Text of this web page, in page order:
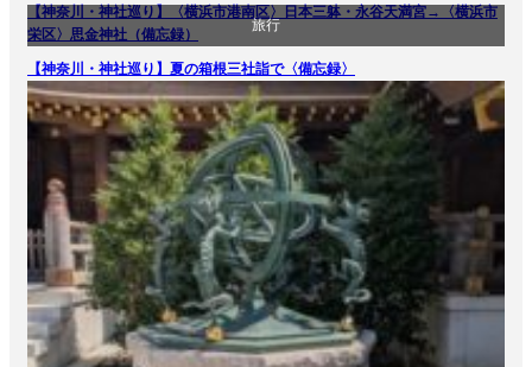
【神奈川・神社巡り】〈横浜市港南区〉日本三躰・永谷天満宮→〈横浜市
栄区〉思金神社（備忘録）
旅行
【神奈川・神社巡り】夏の箱根三社詣で〈備忘録〉